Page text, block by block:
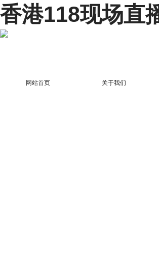
香港118现场直
网站首页 关于我们